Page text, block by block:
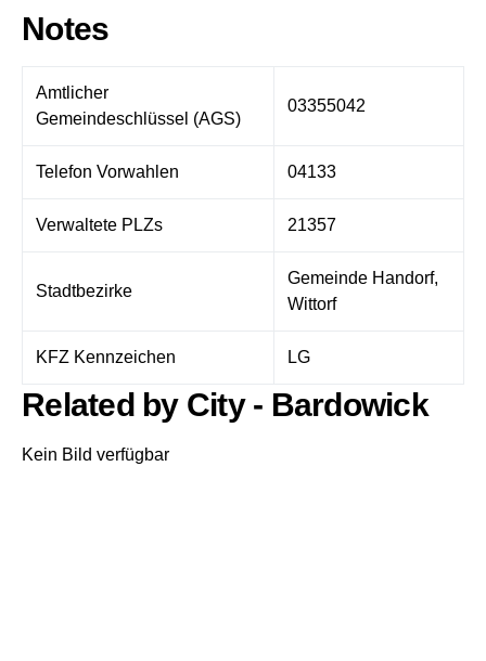
Notes
Amtlicher
Gemeindeschlüssel (AGS)
03355042
Telefon Vorwahlen 04133
Verwaltete PLZs 21357
Stadtbezirke
Gemeinde Handorf,
Wittorf
KFZ Kennzeichen LG
Related by City - Bardowick
Kein Bild verfügbar